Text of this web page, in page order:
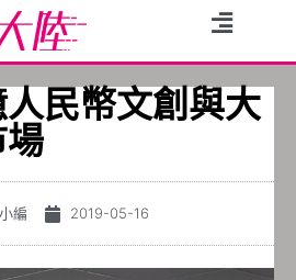
民幣文創與大
小編 2019-05-16